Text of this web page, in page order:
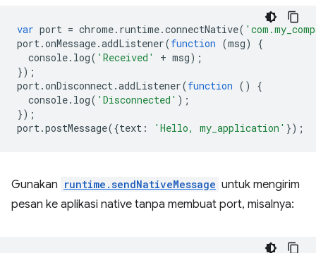
var port = chrome. runtime.connectNative(
port.onMessage.addListener(function (msg)
{
console. log( 'Received' + msg);
});
port.onDisconnect.addListener(function ()
{
console. log( 'Disconnected' );
});
port.postMessage({text : 'Hello, my_application' });
Gunakan runtime.sendNativeMessage untuk mengirim
pesan ke aplikasi native tanpa membuat port, misalnya: